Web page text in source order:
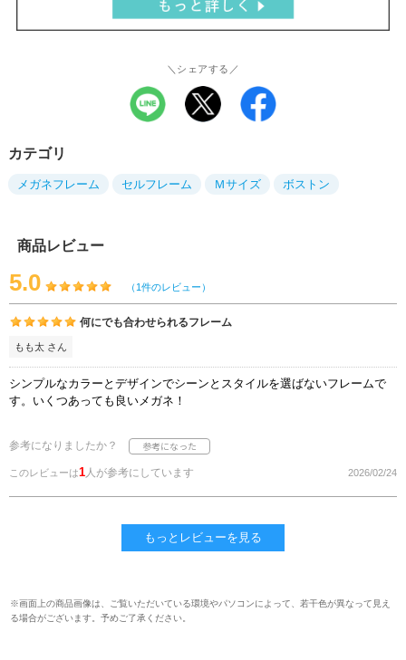
＼シェアする／
カテゴリ
メガネフレーム セルフレーム Ｍサイズ ボストン
商品レビュー
5.0 （1件のレビュー）
何にでも合わせられるフレーム
もも太 さん
シンプルなカラーとデザインでシーンとスタイルを選ばないフレームで
す。いくつあっても良いメガネ！
参考になりましたか？
このレビューは1 人が参考にしています 2026/02/24
もっとレビューを見る
※画面上の商品画像は、ご覧いただいている環境やパソコンによって、若干色が異なって見え
る場合がございます。予めご了承ください。